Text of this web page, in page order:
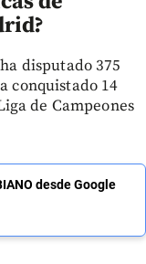
disputado 375
conquistado 14
de Campeones
desde Google